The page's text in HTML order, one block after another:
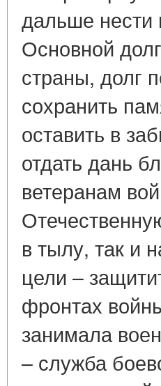
дальше нести
Основной
страны, долг
сохранить
оставить в
отдать дань
ветеранам
в тылу, так и
цели –
фронтах
занимала
– служба